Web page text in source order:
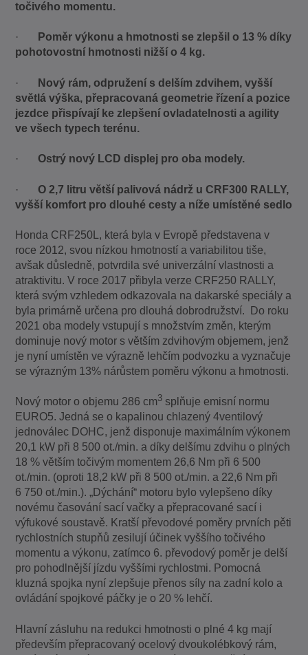
točivého momentu.
·
Poměr výkonu a hmotnosti se zlepšil o 13 % díky
pohotovostní hmotnosti nižší o 4 kg.
·
Nový rám, odpružení s delším zdvihem, vyšší
světlá výška, přepracovaná geometrie řízení a pozice
jezdce přispívají ke zlepšení ovladatelnosti a agility
ve všech typech terénu.
·Ostrý nový LCD displej pro oba modely.
·O 2,7 litru větší palivová nádrž u CRF300 RALLY,
vyšší komfort pro dlouhé cesty a níže umístěné sedlo
Honda CRF250L, která byla v Evropě představena v
roce 2012, svou nízkou hmotností a variabilitou tiše,
avšak důsledně, potvrdila své univerzální vlastnosti a
atraktivitu. V roce 2017 přibyla verze CRF250 RALLY,
která svým vzhledem odkazovala na dakarské speciály a
byla primárně určena pro dlouhá dobrodružství. Do roku
2021 oba modely vstupují s množstvím změn, kterým
dominuje nový motor s větším zdvihovým objemem, jenž
je nyní umístěn ve výrazně lehčím podvozku a vyznačuje
se výrazným 13% nárůstem poměru výkonu a hmotnosti.
Nový motor o objemu 286 cm3 splňuje emisní normu
EURO5. Jedná se o kapalinou chlazený 4ventilový
jednoválec DOHC, jenž disponuje maximálním výkonem
20,1 kW při 8 500 ot./min. a díky delšímu zdvihu o plných
18 % větším točivým momentem 26,6 Nm při 6 500
ot./min. (oproti 18,2 kW při 8 500 ot./min. a 22,6 Nm při
6 750 ot./min.). „Dýchání“ motoru bylo vylepšeno díky
novému časování sací vačky a přepracované sací i
výfukové soustavě. Kratší převodové poměry prvních pěti
rychlostních stupňů zesilují účinek vyššího točivého
momentu a výkonu, zatímco 6. převodový poměr je delší
pro pohodlnější jízdu vyššími rychlostmi. Pomocná
kluzná spojka nyní zlepšuje přenos síly na zadní kolo a
ovládání spojkové páčky je o 20 % lehčí.
Hlavní zásluhu na redukci hmotnosti o plné 4 kg mají
především přepracovaný ocelový dvoukolébkový rám,